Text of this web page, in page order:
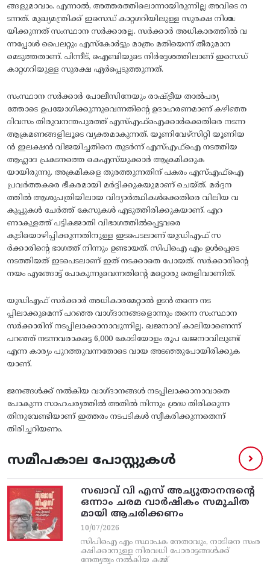
ങ്ങളുമാവാം. എന്നാല്‍, അത്തരത്തിലൊന്നായിരുന്നില്ല അവിടെ ന
ടന്നത്‌. മുഖ്യമന്ത്രിക്ക്‌ ഇസെഡ്‌ കാറ്റഗറിയിലുള്ള സുരക്ഷ നിശ്ച
യിക്കുന്നത്‌ സംസ്ഥാന സര്‍ക്കാരല്ല. സര്‍ക്കാര്‍ അധികാരത്തില്‍ വ
ന്നപ്പോള്‍ പൈലറ്റും എസ്‌കോര്‍ട്ടും മാത്രം മതിയെന്ന്‌ തീരുമാന
മെടുത്തതാണ്‌. പിന്നീട്‌, ഐബിയുടെ നിര്‍ദ്ദേശത്തിലാണ്‌ ഇസെഡ്‌
കാറ്റഗറിയുള്ള സുരക്ഷ ഏര്‍പ്പെടുത്തുന്നത്‌.
സംസ്ഥാന സര്‍ക്കാര്‍ പോലീസിനേയും രാഷ്‌ട്രീയ താല്‍പര്യ
ത്തോടെ ഉപയോഗിക്കുന്നുവെന്നതിന്റെ ഉദാഹരണമാണ്‌ കഴിഞ്ഞ
ദിവസം തിരുവനന്തപുരത്ത്‌ എസ്‌എഫ്‌ഐക്കാര്‍ക്കെതിരെ നടന്ന
ആക്രമണങ്ങളിലൂടെ വ്യക്തമാകുന്നത്‌. യൂണിവേഴ്‌സിറ്റി യൂണിയ
ന്‍ ഇലക്ഷന്‍ വിജയിച്ചതിനെ തുടര്‍ന്ന്‌ എസ്‌എഫ്‌ഐ നടത്തിയ
ആഹ്ലാദ പ്രകടനത്തെ കെഎസ്‌യുക്കാര്‍ ആക്രമിക്കുക
യായിരുന്നു. അക്രമികളെ തുരത്തുന്നതിന്‌ പകരം എസ്എഫ്‌ഐ
പ്രവര്‍ത്തകരെ ഭീകരമായി മര്‍ദ്ദിക്കുകയുമാണ്‌ ചെയ്‌ത്‌. മര്‍ദ്ദന
ത്തില്‍ ആശുപത്രിയിലായ വിദ്യാര്‍ത്ഥികള്‍ക്കെതിരെ വിലിയ വ
കുപ്പുകള്‍ ചേര്‍ത്ത്‌ കേസുകള്‍ എടുത്തിരിക്കുകയാണ്‌. എറ
ണാകുളത്ത്‌ പട്ടികജാതി വിഭാഗത്തില്‍പ്പെട്ടവരെ
കുടിയൊഴിപ്പിക്കുന്നതിനുള്ള ഇടപെടലാണ്‌ യുഡിഎഫ്‌ സ
ര്‍ക്കാരിന്റെ ഭാഗത്ത്‌ നിന്നും ഉണ്ടായത്‌. സിപിഐ എം ഉള്‍പ്പെടെ
നടത്തിയത്‌ ഇടപെടലാണ്‌ ഇത്‌ നടക്കാതെ പോയത്‌. സര്‍ക്കാരിന്റെ
നയം എങ്ങോട്ട്‌ പോകുന്നുവെന്നതിന്റെ മറ്റൊരു തെളിവാണിത്‌.
യുഡിഎഫ്‌ സര്‍ക്കാര്‍ അധികാരമേറ്റാല്‍ ഉടന്‍ തന്നെ നട
പ്പിലാക്കുമെന്ന്‌ പറഞ്ഞ വാഗ്‌ദാനങ്ങളൊന്നും തന്നെ സംസ്ഥാന
സര്‍ക്കാരിന്‌ നടപ്പിലാക്കാനാവുന്നില്ല. ഖജനാവ്‌ കാലിയാണെന്ന്‌
പറഞ്ഞ്‌ നടന്നവരാകട്ടെ 6,000 കോടിയോളം രൂപ ഖജനാവിലുണ്ട്‌
എന്ന കാര്യം പുറത്തുവന്നതോടെ വായ അടഞ്ഞുപോയിരിക്കുക
യാണ്‌.
ജനങ്ങള്‍ക്ക്‌ നല്‍കിയ വാഗ്‌ദാനങ്ങള്‍ നടപ്പിലാക്കാനാവാതെ
പോകുന്ന സാഹചര്യത്തില്‍ അതില്‍ നിന്നും ശ്രദ്ധ തിരിക്കുന്ന
തിനുവേണ്ടിയാണ്‌ ഇത്തരം നടപടികള്‍ സ്വീകരിക്കുന്നതെന്ന്‌
തിരിച്ചറിയണം.
സമീപകാല പോസ്റ്റുകൾ
സഖാവ് വി എസ്‌ അച്യുതാനന്ദന്റെ
ഒന്നാം ചരമ വാര്‍ഷികം സമുചിത
മായി ആചരിക്കണം
10/07/2026
സിപിഐ എം സ്ഥാപക നേതാവും, നാടിനെ സംര
ക്ഷിക്കാനുള്ള നിരവധി പോരാട്ടങ്ങള്‍ക്ക്‌
നേതൃത്വം നല്‍കിയ കമ്മ്